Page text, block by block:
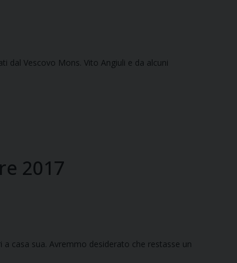
dal Vescovo Mons. Vito Angiuli e da alcuni
2017
casa sua. Avremmo desiderato che restasse un